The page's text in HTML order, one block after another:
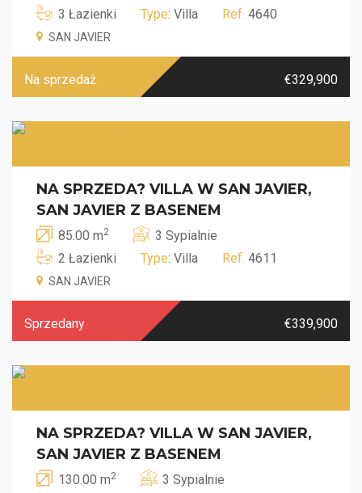
3 Łazienki
Type: Villa Ref. 4640
SAN JAVIER
Na sprzedaż €329,900
NA SPRZEDA? VILLA W SAN JAVIER,
SAN JAVIER Z BASENEM
85.00 m2
3 Sypialnie
2 Łazienki
Type: Villa Ref. 4611
SAN JAVIER
Sprzedany €339,900
NA SPRZEDA? VILLA W SAN JAVIER,
SAN JAVIER Z BASENEM
130.00 m2
3 Sypialnie